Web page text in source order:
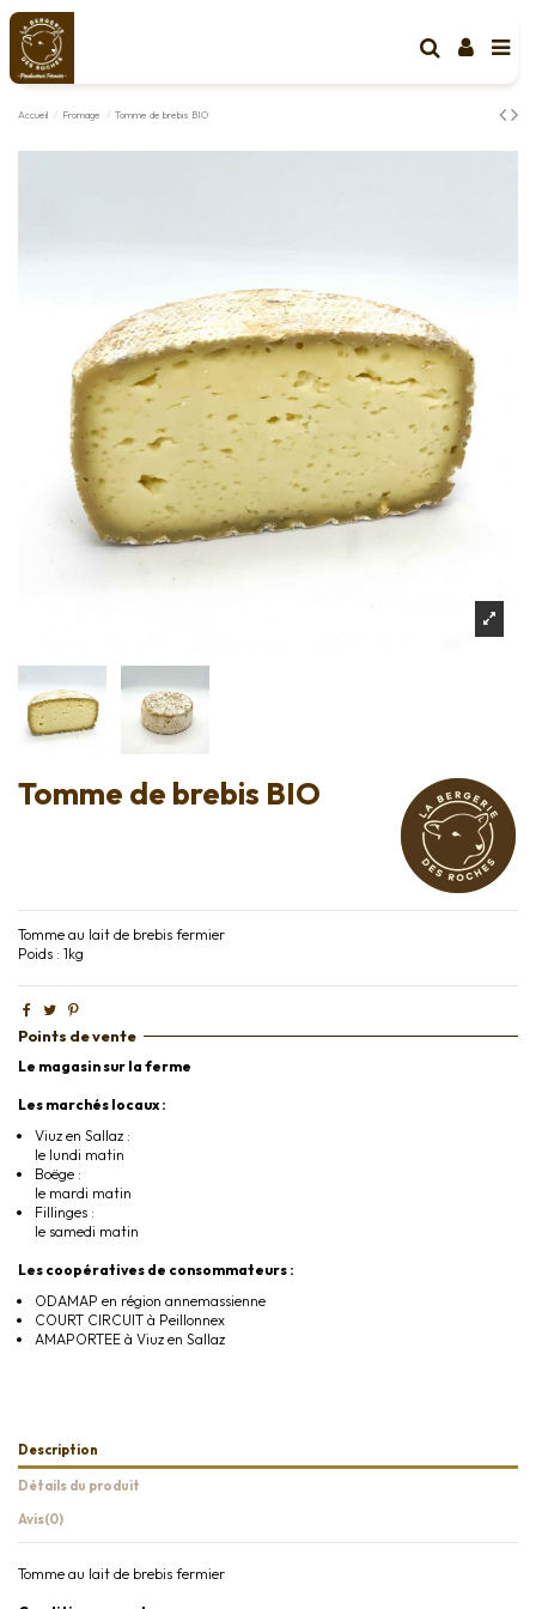
Accueil Fromage Tomme de brebis BIO
Tomme de brebis BIO
Tomme au lait de brebis fermier
Poids : 1kg
Points de vente
Le magasin sur la ferme
Les marchés locaux :
Viuz en Sallaz :
le lundi matin
Boëge :
le mardi matin
Fillinges :
le samedi matin
Les coopératives de consommateurs :
ODAMAP en région annemassienne
COURT CIRCUIT à Peillonnex
AMAPORTEE à Viuz en Sallaz
Description
Détails du produit
Avis(0)
Tomme au lait de brebis fermier